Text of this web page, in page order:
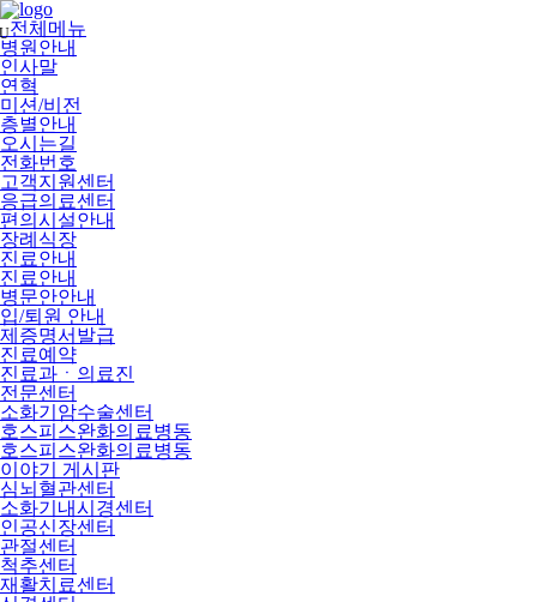
메
뉴
건
너
뛰
기
전체메뉴
병원안내
인사말
연혁
미션/비전
층별안내
오시는길
전화번호
고객지원센터
응급의료센터
편의시설안내
장례식장
진료안내
진료안내
병문안안내
입/퇴원 안내
제증명서발급
진료예약
진료과ㆍ의료진
전문센터
소화기암수술센터
호스피스완화의료병동
호스피스완화의료병동
이야기 게시판
심뇌혈관센터
소화기내시경센터
인공신장센터
관절센터
척추센터
재활치료센터